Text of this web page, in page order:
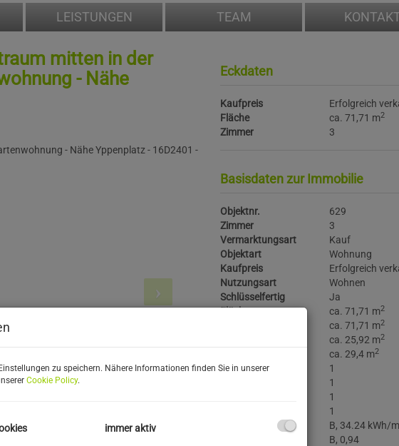
LEISTUNGEN TEAM
mitten in der
- Nähe
Eckdaten
Kaufpreis
Erfolgreich
Fläche
ca. 71,71 m2
Zimmer 3
Basisdaten zur Immobilie
Objektnr.
629
Zimmer
3
Vermarktungsart
Kauf
Objektart
Wohnung
Kaufpreis
Erfolgreich
Nutzungsart
Wohnen
Schlüsselfertig
Ja
Fläche
ca. 71,71 m2
ca. 71,71 m2
ca. 25,92 m2
ca. 29,4 m2
Bäder
1
1
1
1
B, 34.24 kWh/m
B, 0,94
zu speichern. Nähere Informationen finden Sie in unserer
Cookie Policy.
immer aktiv